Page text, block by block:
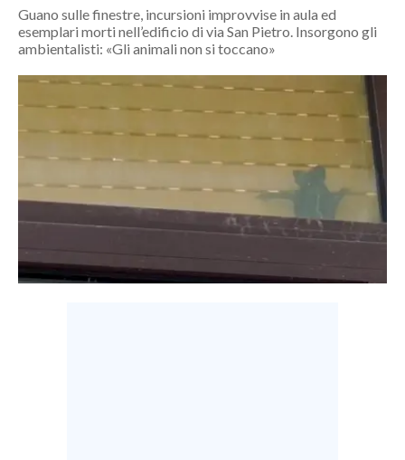
MONDO
ECONOMIA
BANDI
SPORT IN SARDEGNA
Guano sulle finestre, incursioni improvvise in aula ed
esemplari morti nell’edificio di via San Pietro. Insorgono gli
ambientalisti: «Gli animali non si toccano»